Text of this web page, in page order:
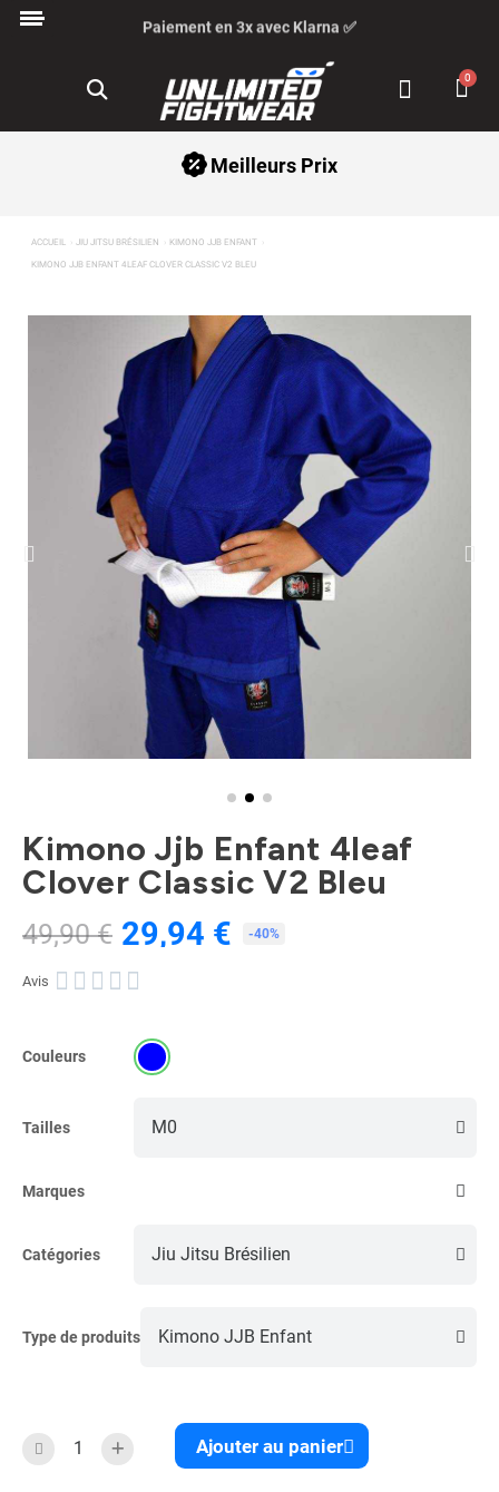
Paiement en 3x avec Klarna ✅
Meilleurs Prix
ACCUEIL JIU JITSU BRÉSILIEN KIMONO JJB ENFANT
KIMONO JJB ENFANT 4LEAF CLOVER CLASSIC V2 BLEU
Kimono Jjb Enfant 4leaf
Clover Classic V2 Bleu
49,90 € 29,94 € -40%
Avis     
Couleurs
Tailles
Marques
Catégories
Type de produits
Ajouter au panier